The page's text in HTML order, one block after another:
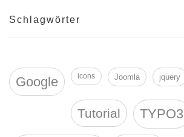
Schlagwörter
Google icons Joomla jquery
Tutorial TYPO3